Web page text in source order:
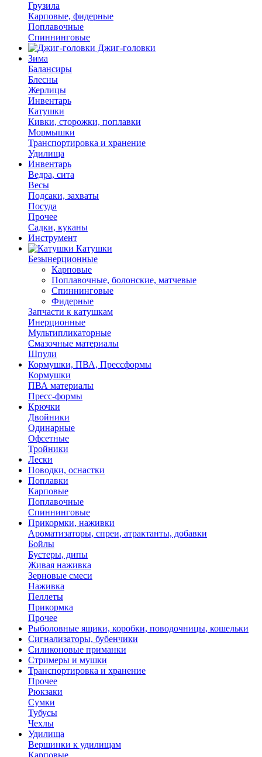
Грузила
Карповые, фидерные
Поплавочные
Спиннинговые
Джиг-головки
Зима
Балансиры
Блесны
Жерлицы
Инвентарь
Катушки
Кивки, сторожки, поплавки
Мормышки
Транспортировка и хранение
Удилища
Инвентарь
Ведра, сита
Весы
Подсаки, захваты
Посуда
Прочее
Садки, куканы
Инструмент
Катушки
Безынерционные
Карповые
Поплавочные, болонские, матчевые
Спиннинговые
Фидерные
Запчасти к катушкам
Инерционные
Мультипликаторные
Смазочные материалы
Шпули
Кормушки, ПВА, Прессформы
Кормушки
ПВА материалы
Пресс-формы
Крючки
Двойники
Одинарные
Офсетные
Тройники
Лески
Поводки, оснастки
Поплавки
Карповые
Поплавочные
Спиннинговые
Прикормки, наживки
Ароматизаторы, спреи, атрактанты, добавки
Бойлы
Бустеры, дипы
Живая наживка
Зерновые смеси
Наживка
Пеллеты
Прикормка
Прочее
Рыболовные ящики, коробки, поводочницы, кошельки
Сигнализаторы, бубенчики
Силиконовые приманки
Стримеры и мушки
Транспортировка и хранение
Прочее
Рюкзаки
Сумки
Тубусы
Чехлы
Удилища
Вершинки к удилищам
Карповые